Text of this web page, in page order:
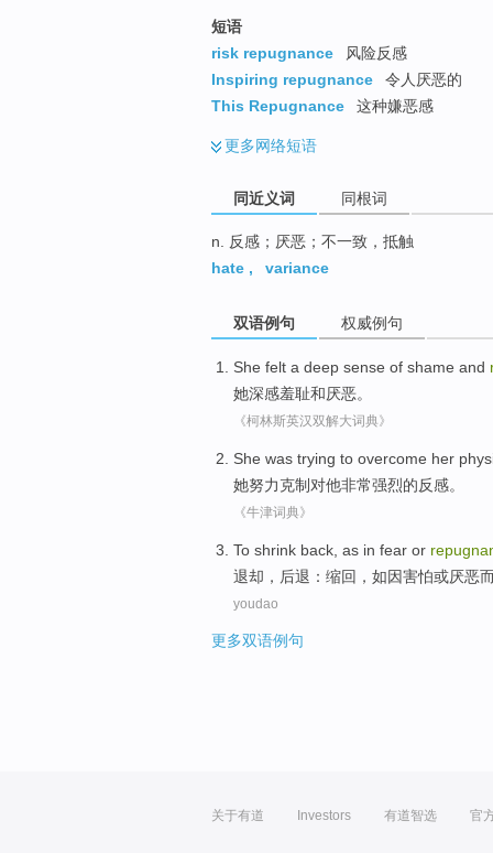
短语
risk repugnance
风险反感
Inspiring repugnance
令人厌恶的
This Repugnance
这种嫌恶感
更多网络短语
同近义词 同根词
n. 反感；厌恶；不一致，抵触
hate , variance
双语例句 权威例句
She felt a deep sense of shame and
她深感羞耻和厌恶。
《柯林斯英汉双解大词典》
She was trying to overcome her
她努力克制 对他非常强烈的反感。
《牛津词典》
To shrink back as in fear or
退却 ， 后退 ：缩回， 如因害怕或厌恶
youdao
更多双语例句
关于有道 Investors 有道智选 官